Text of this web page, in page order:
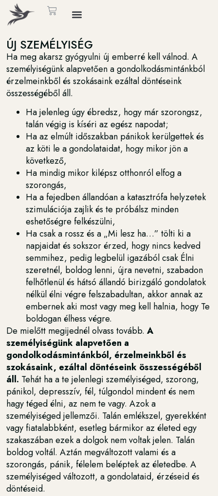
ÚJ SZEMÉLYISÉG
Ha meg akarsz gyógyulni új emberré kell válnod. A
személyiségünk alapvetően a gondolkodásmintánkból
érzelmeinkből és szokásaink ezáltal döntéseink
összességéből áll.
Ha jelenleg úgy ébredsz, hogy már szorongsz,
talán végig is kíséri az egész napodat;
Ha az elmúlt időszakban pánikok kerülgettek és
az köti le a gondolataidat, hogy mikor jön a
következő,
Ha mindig mikor kilépsz otthonról elfog a
szorongás,
Ha a fejedben állandóan a katasztrófa helyzetek
szimulációja zajlik és te próbálsz minden
eshetőségre felkészülni,
Ha csak a rossz és a „Mi lesz ha…” tölti ki a
napjaidat és sokszor érzed, hogy nincs kedved
semmihez, pedig legbelül igazából csak Élni
szeretnél, boldog lenni, újra nevetni, szabadon
felhőtlenül és hátsó állandó birizgáló gondolatok
nélkül élni végre felszabadultan, akkor annak az
embernek aki most vagy meg kell halnia, hogy Te
boldogan élhess végre.
De mielőtt megijednél olvass tovább.A
személyiségünk alapvetően a
gondolkodásmintánkból, érzelmeinkből és
szokásaink, ezáltal döntéseink összességéből
áll. Tehát ha a te jelenlegi személyiséged, szorong,
pánikol, depresszív, fél, túlgondol mindent és nem
hagy téged élni, az nem te vagy. Azok a
személyiséged jellemzői. Talán emlékszel, gyerekként
vagy fiatalabbként, esetleg bármikor az életed egy
szakaszában ezek a dolgok nem voltak jelen. Talán
boldog voltál. Aztán megváltozott valami és a
szorongás, pánik, félelem beléptek az életedbe. A
személyiséged változott, a gondolataid, érzéseid és
döntéseid.